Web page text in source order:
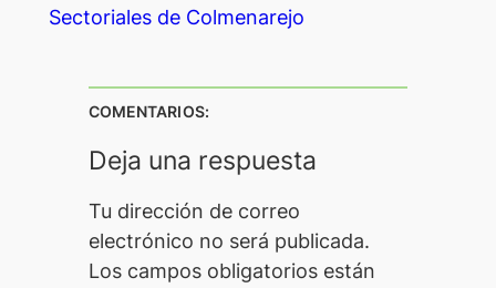
Sectoriales de Colmenarejo
COMENTARIOS:
Deja una respuesta
Tu dirección de correo
electrónico no será publicada.
Los campos obligatorios están